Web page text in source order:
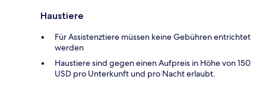
Haustiere
Für Assistenztiere müssen keine Gebühren entrichtet
werden
Haustiere sind gegen einen Aufpreis in Höhe von 150
USD pro Unterkunft und pro Nacht erlaubt.